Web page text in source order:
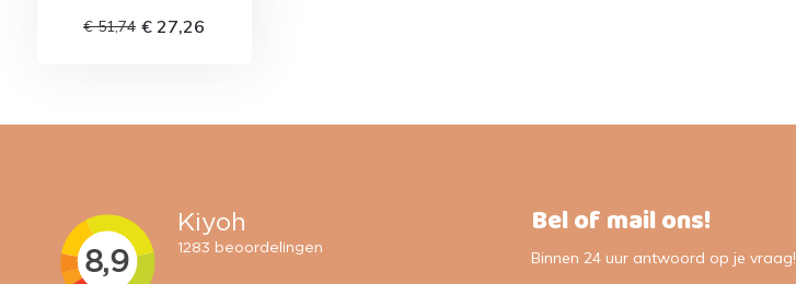
€ 51,74 € 27,26
Bel of mail ons!
Binnen 24 uur antwoord op je vraag!